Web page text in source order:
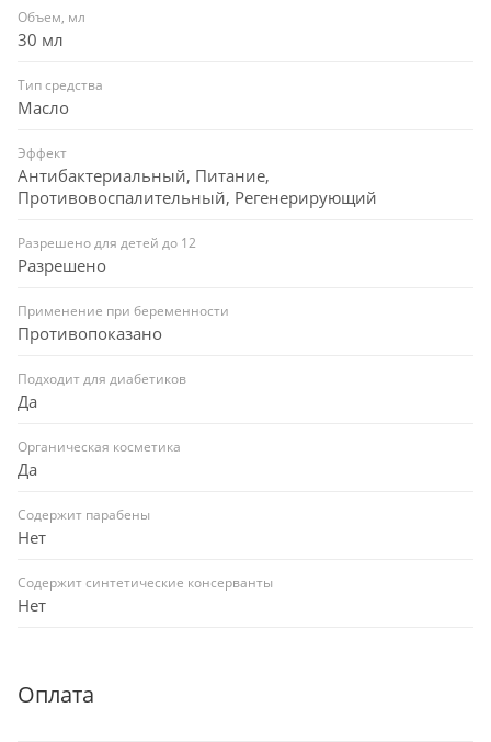
жирной кожи обеспечивает сужение пор, регулирует
именно для жирной кожи, устраняя воспаление,
угревую сыпь, бактериальные дерматиты. Мята
Главное направление использования мятного масла
— улучшение защитных функций кожи, в частности,
при воздействии экстремальных температур.
Благодаря охлаждающим свойствам и улучшению
кровообращения масло мяты способствует
Объем, мл
30 мл
Тип средства
Масло
Эффект
Антибактериальный, Питание,
Противовоспалительный, Регенерирующий
Разрешено для детей до 12
Разрешено
Применение при беременности
Противопоказано
Подходит для диабетиков
Да
Органическая косметика
Да
Содержит парабены
Нет
Содержит синтетические консерванты
Нет
Оплата